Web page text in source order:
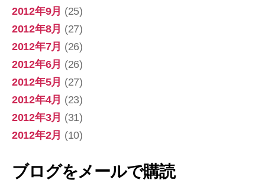
2012年9月 (25)
2012年8月 (27)
2012年7月 (26)
2012年6月 (26)
2012年5月 (27)
2012年4月 (23)
2012年3月 (31)
2012年2月 (10)
ブログをメールで購読